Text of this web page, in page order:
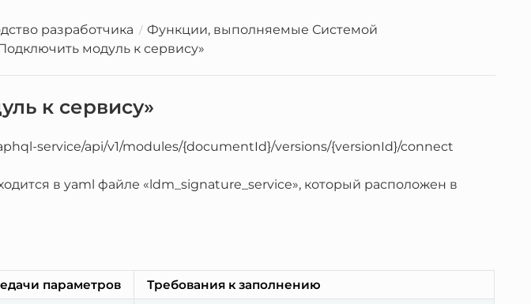
разработчика
Функции, выполняемые Системой
модуль к сервису»
к сервису»
service/api/v1/modules/{documentId}/versions/{versionId}/connect
в yaml файле «ldm_signature_service», который расположен в
параметров Требования к заполнению